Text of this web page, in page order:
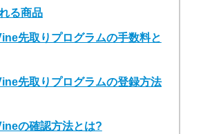
る商品
先取りプログラムの手数料と
先取りプログラムの登録方法
の確認方法とは?